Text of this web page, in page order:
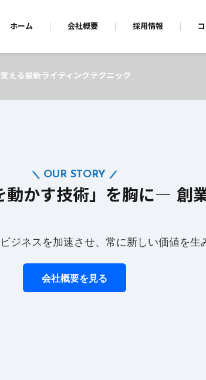
ホーム 会社概要 採用情報
ック
動かす技術」を胸に― 創
OUR STORY
ジネスを加速させ、常に新しい価値を生
会社概要を見る